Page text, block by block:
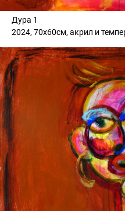
Дура 1
2024, 70х60см, акрил и